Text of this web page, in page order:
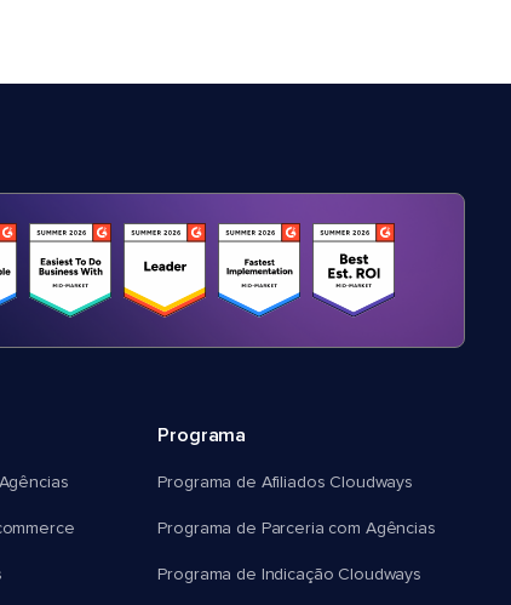
Programa
Programa de Afiliados Cloudways
Programa de Parceria com Agências
Programa de Indicação Cloudways